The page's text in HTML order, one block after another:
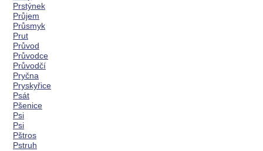
Prstýnek
Průjem
Průsmyk
Prut
Průvod
Průvodce
Průvodčí
Pryčna
Pryskyřice
Psát
Pšenice
Psi
Psi
Pštros
Pstruh